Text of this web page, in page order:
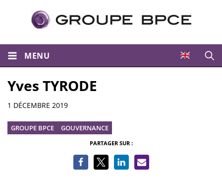
MENU
Yves TYRODE
Informations
1 DÉCEMBRE 2019
GROUPE BPCE GOUVERNANCE
PARTAGER SUR :